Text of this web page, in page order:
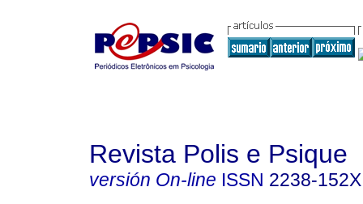
Revista Polis e Psique
versión On-line ISSN 2238-152X